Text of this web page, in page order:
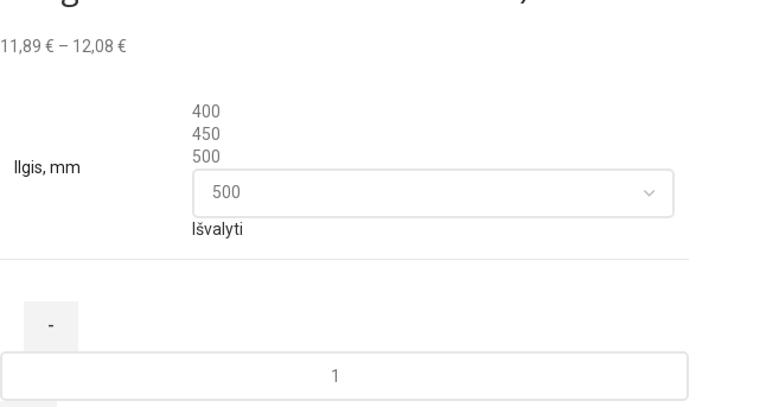
11,89 € – 12,08 €
Ilgis, mm
400
450
500
Išvalyti